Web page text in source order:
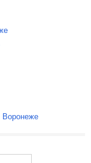
Воронеже